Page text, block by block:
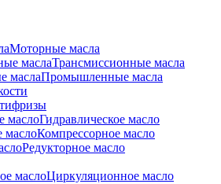
Моторные масла
Трансмиссионные масла
Промышленные масла
Гидравлическое масло
Компрессорное масло
Редукторное масло
Циркуляционное масло